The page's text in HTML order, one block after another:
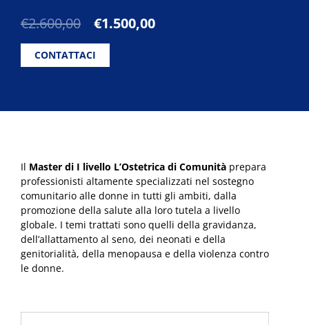
€2.600,00
Il
originale
era:
€1.500,00Il
CONTATTACI
Il Master di I livello L’Ostetrica di Comunità prepara
professionisti altamente specializzati nel sostegno
comunitario alle donne in tutti gli ambiti, dalla
promozione della salute alla loro tutela a livello
globale. I temi trattati sono quelli della gravidanza,
dell’allattamento al seno, dei neonati e della
genitorialità, della menopausa e della violenza contro
le donne.